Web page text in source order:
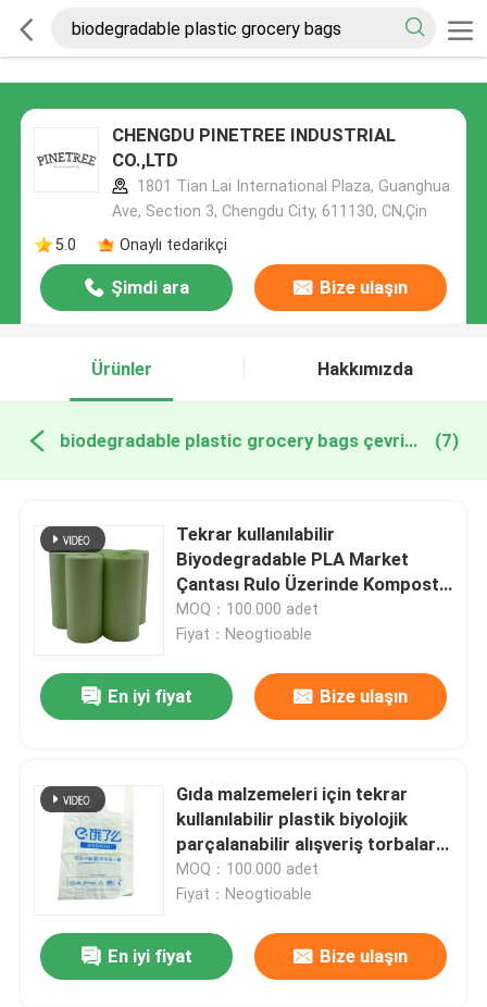
CHENGDU PINETREE INDUSTRIAL
CO.,LTD
1801 Tian Lai International Plaza, Guanghua
Ave, Section 3, Chengdu City, 611130, CN,Çin
5.0
Onaylı tedarikçi
Şimdi ara Bize ulaşın
Ürünler Hakkımızda
biodegradable plastic grocery bags çevrimiçi üretim (7)
Tekrar kullanılabilir
Biyodegradable PLA Market
Çantası Rulo Üzerinde Komposta
edilebilir Plastik Alışveriş Çantası
MOQ：100.000 adet
Fiyat：Neogtioable
En iyi fiyat Bize ulaşın
Gıda malzemeleri için tekrar
kullanılabilir plastik biyolojik
parçalanabilir alışveriş torbaları
Beyaz Yeşil Renk
MOQ：100.000 adet
Fiyat：Neogtioable
En iyi fiyat Bize ulaşın